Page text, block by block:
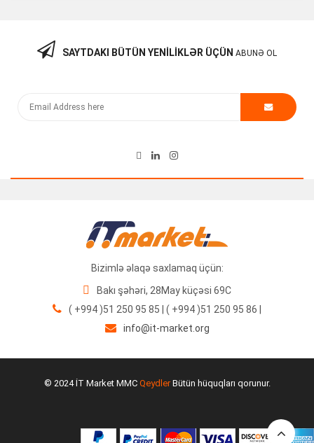
Monitor Dell SE2722H-210-AZKS-AZ
409.99₼
-11%
OFF
Monitor HP EliteDisplay E233
SAYTDAKI BÜTÜN YENILIKLƏR ÜÇÜN ABUNƏ OL
Bizimlə əlaqə saxlamaq üçün:
Bakı şəhəri, 28May küçəsi 69C
( +994 )51 250 95 85 | ( +994 )51 250 95 86 |
info@it-market.org
© 2024 İT Market MMC QeydlerBütün hüquqları qorunur.